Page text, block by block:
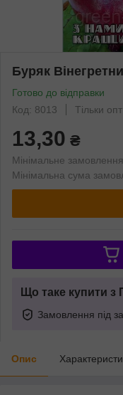
Буряк
Готово до відправки
Код: 8013
Тільки опт
13,30 ₴
Мінімальне
Мінімальна сума
Що таке купити з
Замовлення під
Опис